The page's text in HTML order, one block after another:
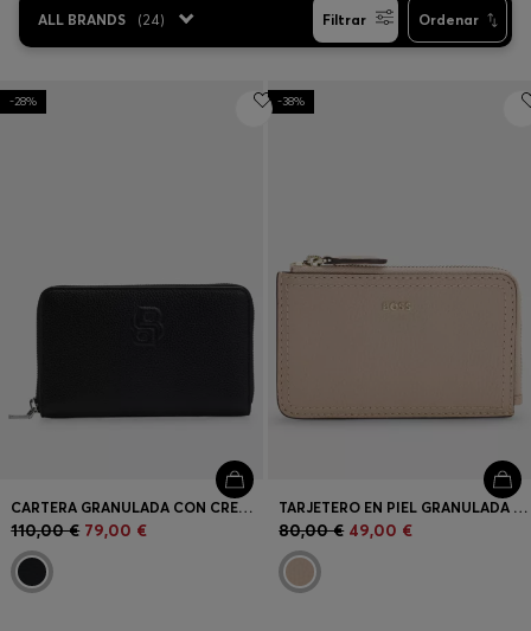
Buscador de tiendas
ALL BRANDS (24) Filtrar Ordenar
-28%
CARTERA GRANULADA CON CREMALLERA ENVOLVENTE Y MONOGRAMA DOUBLE B
110,00 € 79,00 €
-38%
TARJETERO EN PIEL GRANULADA CON LETRAS DE LOGO
80,00 € 49,00 €